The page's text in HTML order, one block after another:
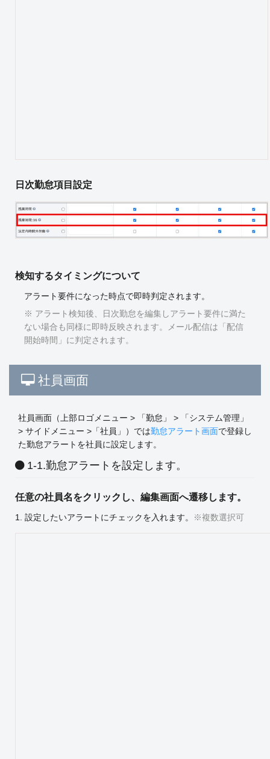
日次勤怠項目設定
検知するタイミングについて
アラート要件になった時点で即時判定されます。
※ アラート検知後、日次勤怠を編集しアラート要件に満た
ない場合も同様に即時反映されます。メール配信は「配信
開始時間」に判定されます。
社員画面
社員画面（上部ロゴメニュー > 「勤怠」 > 「システム管理」
> サイドメニュー >「社員」）では勤怠アラート画面で登録し
た勤怠アラートを社員に設定します。
1-1.勤怠アラートを設定します。
任意の社員名をクリックし、編集画面へ遷移します。
1. 設定したいアラートにチェックを入れます。 ※複数選択可